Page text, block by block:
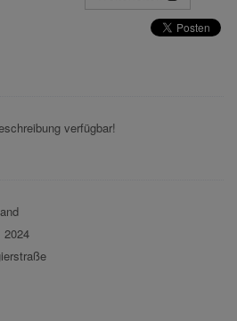
verfügbar!
2024